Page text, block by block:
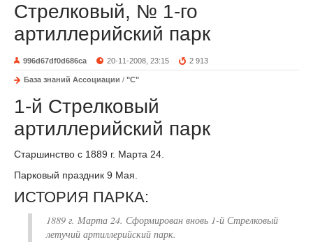
Стрелковый, № 1-го
артиллерийский парк
996d67df0d686ca 20-11-2008, 23:15 2 913
База знаний Ассоциации / "С"
1-й Стрелковый
артиллерийский парк
Старшинство с 1889 г. Марта 24.
Парковый праздник 9 Мая.
ИСТОРИЯ ПАРКА:
1889 г. Марта 24. Сформирован вновь 1-й Стрелковый
летучий артиллерийский парк.